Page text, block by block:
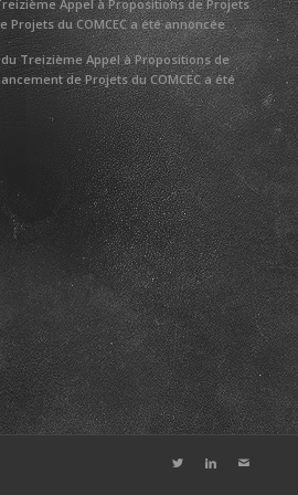
Appel à Propositions de Projets
Projets du COMCEC a été annoncée
Treizième Appel à Propositions de
de Projets du COMCEC a été